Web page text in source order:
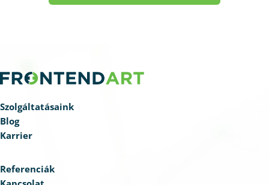
Szolgáltatásaink
Blog
Karrier
Referenciák